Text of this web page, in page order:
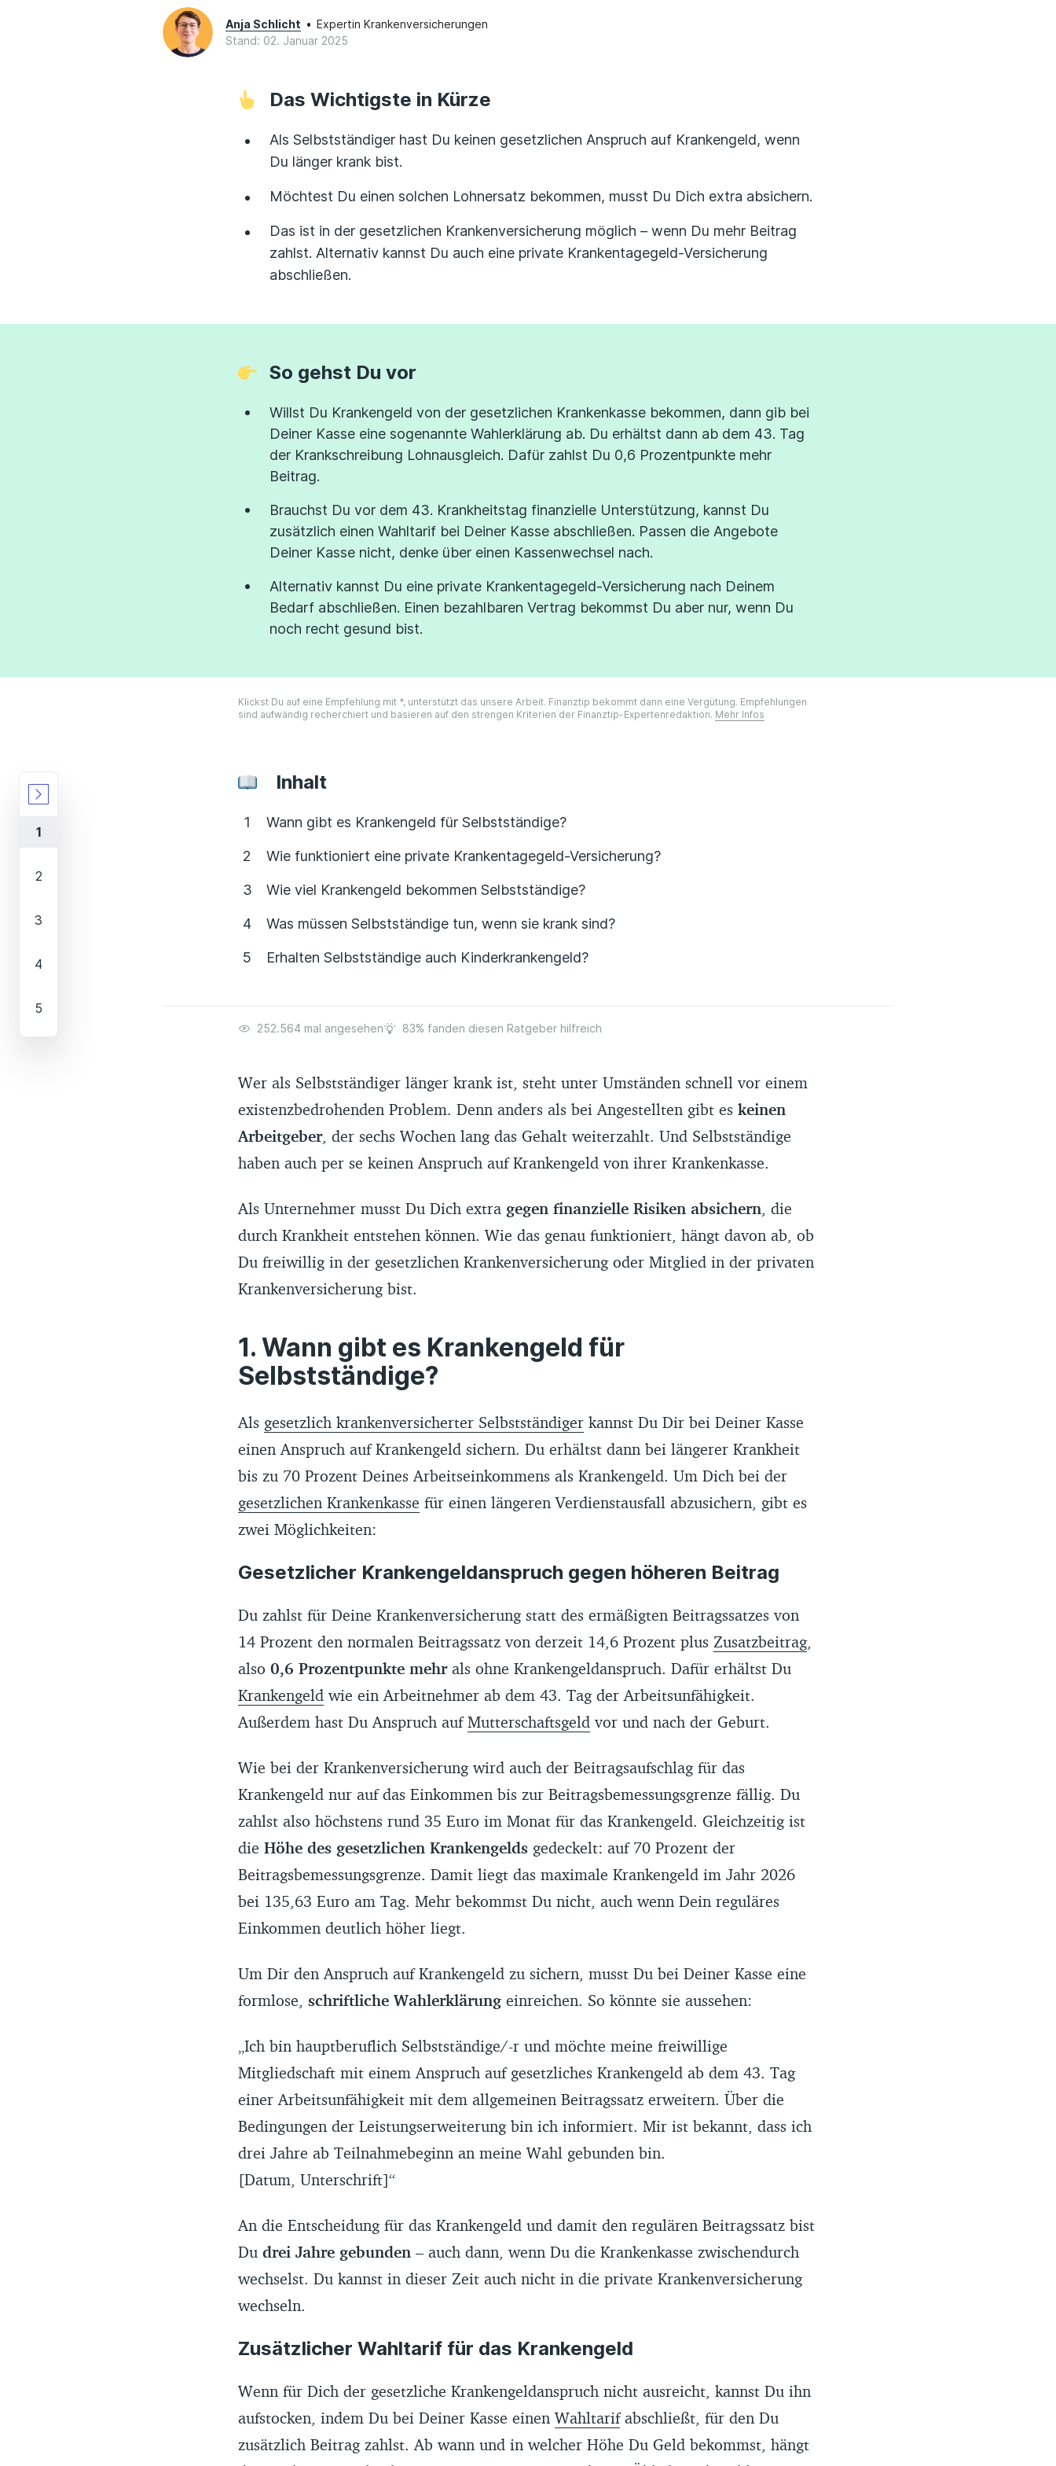
Finanzcoach
Über uns
Anja Schlicht • Expertin Krankenversicherungen
Stand: 02. Januar 2025
Das Wichtigste in Kürze
Als Selbstständiger hast Du keinen gesetzlichen Anspruch auf Krankengeld, wenn
Du länger krank bist.
Möchtest Du einen solchen Lohnersatz bekommen, musst Du Dich extra absichern.
Das ist in der gesetzlichen Krankenversicherung möglich – wenn Du mehr Beitrag
zahlst. Alternativ kannst Du auch eine private Krankentagegeld-Versicherung
abschließen.
So gehst Du vor
Willst Du Krankengeld von der gesetzlichen Krankenkasse bekommen, dann gib bei
Deiner Kasse eine sogenannte Wahlerklärung ab. Du erhältst dann ab dem 43. Tag
der Krankschreibung Lohnausgleich. Dafür zahlst Du 0,6 Prozentpunkte mehr
Beitrag.
Brauchst Du vor dem 43. Krankheitstag finanzielle Unterstützung, kannst Du
zusätzlich einen Wahltarif bei Deiner Kasse abschließen. Passen die Angebote
Deiner Kasse nicht, denke über einen Kassenwechsel nach.
Alternativ kannst Du eine private Krankentagegeld-Versicherung nach Deinem
Bedarf abschließen. Einen bezahlbaren Vertrag bekommst Du aber nur, wenn Du
noch recht gesund bist.
Klickst Du auf eine Empfehlung mit *, unterstützt das unsere Arbeit. Finanztip bekommt dann eine Vergütung. Empfehlungen
sind aufwändig recherchiert und basieren auf den strengen Kriterien der Finanztip-Expertenredaktion. Mehr Infos
Inhalt
Wann gibt es Krankengeld für Selbstständige?
Wie funktioniert eine private Krankentagegeld-Versicherung?
Wie viel Krankengeld bekommen Selbstständige?
Was müssen Selbstständige tun, wenn sie krank sind?
Erhalten Selbstständige auch Kinderkrankengeld?
252.564 mal angesehen 83% fanden diesen Ratgeber hilfreich
Wer als Selbstständiger länger krank ist, steht unter Umständen schnell vor einem
existenzbedrohenden Problem. Denn anders als bei Angestellten gibt es keinen
Arbeitgeber, der sechs Wochen lang das Gehalt weiterzahlt. Und Selbstständige
haben auch per se keinen Anspruch auf Krankengeld von ihrer Krankenkasse.
Als Unternehmer musst Du Dich extra gegen finanzielle Risiken absichern, die
durch Krankheit entstehen können. Wie das genau funktioniert, hängt davon ab, ob
Du freiwillig in der gesetzlichen Krankenversicherung oder Mitglied in der privaten
Krankenversicherung bist.
Wann gibt es Krankengeld für
Selbstständige?
Als gesetzlich krankenversicherter Selbstständigerkannst Du Dir bei Deiner Kasse
einen Anspruch auf Krankengeld sichern. Du erhältst dann bei längerer Krankheit
bis zu 70 Prozent Deines Arbeitseinkommens als Krankengeld. Um Dich bei der
gesetzlichen Krankenkasse für einen längeren Verdienstausfall abzusichern, gibt es
zwei Möglichkeiten:
Gesetzlicher Krankengeldanspruch gegen höheren Beitrag
Du zahlst für Deine Krankenversicherung statt des ermäßigten Beitragssatzes von
14 Prozent den normalen Beitragssatz von derzeit 14,6 Prozent plus Zusatzbeitrag,
also 0,6 Prozentpunkte mehrals ohne Krankengeldanspruch. Dafür erhältst Du
Krankengeldwie ein Arbeitnehmer ab dem 43. Tag der Arbeitsunfähigkeit.
Außerdem hast Du Anspruch aufMutterschaftsgeldvor und nach der Geburt.
Wie bei der Krankenversicherung wird auch der Beitragsaufschlag für das
Krankengeld nur auf das Einkommen bis zur Beitragsbemessungsgrenze fällig. Du
zahlst also höchstens rund 35 Euro im Monat für das Krankengeld. Gleichzeitig ist
die Höhe des gesetzlichen Krankengeldsgedeckelt: auf 70 Prozent der
Beitragsbemessungsgrenze. Damit liegt das maximale Krankengeld im Jahr 2026
bei 135,63 Euro am Tag. Mehr bekommst Du nicht, auch wenn Dein reguläres
Einkommen deutlich höher liegt.
Um Dir den Anspruch auf Krankengeld zu sichern, musst Du bei Deiner Kasse eine
formlose, schriftliche Wahlerklärungeinreichen. So könnte sie aussehen:
„Ich bin hauptberuflich Selbstständige/-r und möchte meine freiwillige
Mitgliedschaft mit einem Anspruch auf gesetzliches Krankengeld ab dem 43. Tag
einer Arbeitsunfähigkeit mit dem allgemeinen Beitragssatz erweitern. Über die
Bedingungen der Leistungserweiterung bin ich informiert. Mir ist bekannt, dass ich
drei Jahre ab Teilnahmebeginn an meine Wahl gebunden bin.
[Datum, Unterschrift]“
An die Entscheidung für das Krankengeld und damit den regulären Beitragssatz bist
Du drei Jahre gebunden– auch dann, wenn Du die Krankenkasse zwischendurch
wechselst. Du kannst in dieser Zeit auch nicht in die private Krankenversicherung
wechseln.
Zusätzlicher Wahltarif für das Krankengeld
Wenn für Dich der gesetzliche Krankengeldanspruch nicht ausreicht, kannst Du ihn
aufstocken, indem Du bei Deiner Kasse einen Wahltarifabschließt, für den Du
zusätzlich Beitrag zahlst. Ab wann und in welcher Höhe Du Geld bekommst, hängt